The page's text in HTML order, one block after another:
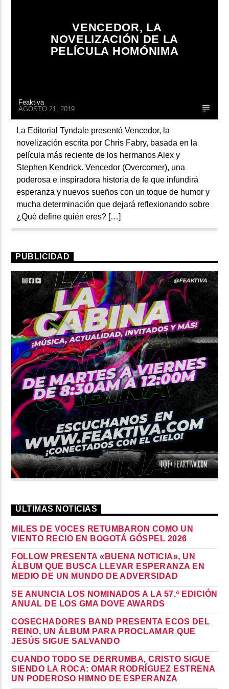
VENCEDOR, LA
NOVELIZACIÓN DE LA
PELÍCULA HOMÓNIMA
Feaktiva
AGOSTO 21, 2019
La Editorial Tyndale presentó Vencedor, la
novelización escrita por Chris Fabry, basada en la
película más reciente de los hermanos Alex y
Stephen Kendrick. Vencedor (Overcomer), una
poderosa e inspiradora historia de fe que infundirá
esperanza y nuevos sueños con un toque de humor y
mucha determinación que dejará reflexionando sobre
¿Qué define quién eres? […]
PUBLICIDAD
ÚLTIMAS NOTICIAS
MILES DE VOCES RETUMBARON COMO UN
VIENTO RECIO EN BOGOTÁ GÓSPEL 2026
FOLLOW PRESENTA «BUENA NOTICIA», UN
ÁLBUM QUE BUSCA LLEVAR ESPERANZA EN
MEDIO DE UN MUNDO DE ADVERSIDAD
SE ANUNCIA LOS NOMINADOS A LA 57.ª EDICIÓN
ANUAL DE LOS GMA DOVE AWARDS
COSECHADORES BAND PRESENTA ECOS DEL
REINO, UN ÁLBUM PARA PROCLAMAR QUE
JESÚS SIGUE SALVANDO
CUANDO TODO SE DERRUMBA, CRISTO SIGUE
SIENDO LA ROCA: OMAR RODRÍGUEZ ESTRENA
UN PODEROSO HIMNO DE ESPERANZA